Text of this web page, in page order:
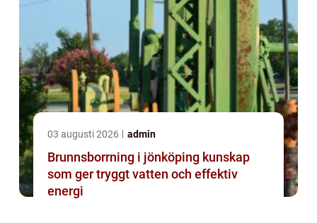
03 augusti 2026 admin
Brunnsborrning i jönköping kunskap
som ger tryggt vatten och effektiv
energi